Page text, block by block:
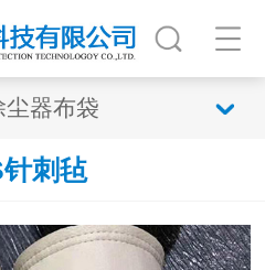
尘器布袋
刺毡